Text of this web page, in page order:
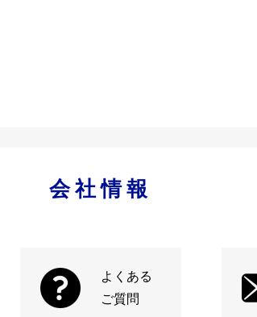
会社情報
よくある
ご質問